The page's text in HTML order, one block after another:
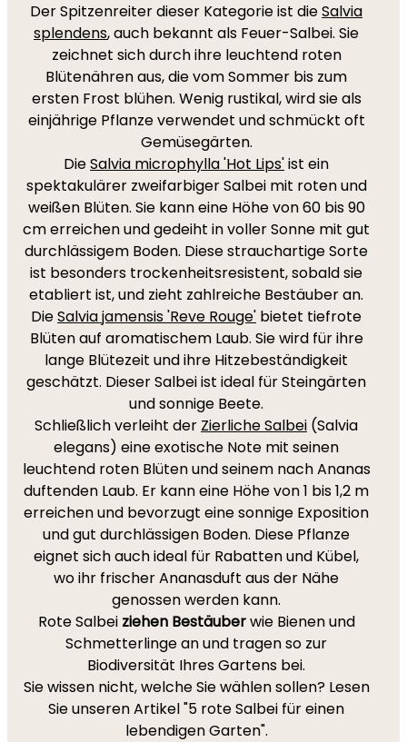
Der Spitzenreiter dieser Kategorie ist dieSalvia
splendens, auch bekannt als Feuer-Salbei. Sie
zeichnet sich durch ihre leuchtend roten
Blütenähren aus, die vom Sommer bis zum
ersten Frost blühen. Wenig rustikal, wird sie als
einjährige Pflanze verwendet und schmückt oft
Gemüsegärten.
DieSalvia microphylla 'Hot Lips'ist ein
spektakulärer zweifarbiger Salbei mit roten und
weißen Blüten. Sie kann eine Höhe von 60 bis 90
cm erreichen und gedeiht in voller Sonne mit gut
durchlässigem Boden. Diese strauchartige Sorte
ist besonders trockenheitsresistent, sobald sie
etabliert ist, und zieht zahlreiche Bestäuber an.
DieSalvia jamensis 'Reve Rouge' bietet tiefrote
Blüten auf aromatischem Laub. Sie wird für ihre
lange Blütezeit und ihre Hitzebeständigkeit
geschätzt. Dieser Salbei ist ideal für Steingärten
und sonnige Beete.
Schließlich verleiht der Zierliche Salbei (Salvia
elegans) eine exotische Note mit seinen
leuchtend roten Blüten und seinem nach Ananas
duftenden Laub. Er kann eine Höhe von 1 bis 1,2 m
erreichen und bevorzugt eine sonnige Exposition
und gut durchlässigen Boden. Diese Pflanze
eignet sich auch ideal für Rabatten und Kübel,
wo ihr frischer Ananasduft aus der Nähe
genossen werden kann.
Rote Salbei ziehen Bestäuberwie Bienen und
Schmetterlinge an und tragen so zur
Biodiversität Ihres Gartens bei.
Sie wissen nicht, welche Sie wählen sollen? Lesen
Sie unseren Artikel "5 rote Salbei für einen
lebendigen Garten".